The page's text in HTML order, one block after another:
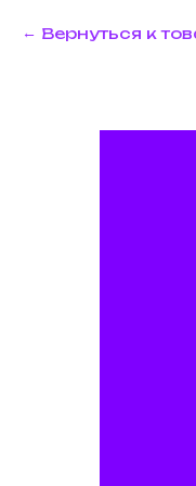
Вернуться к